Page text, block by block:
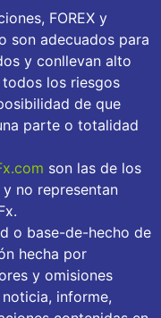
FOREX y
son adecuados para
y conllevan alto
los riesgos
de que
parte o totalidad
son las de los
no representan
o base-de-hecho de
hecha por
y omisiones
informe,